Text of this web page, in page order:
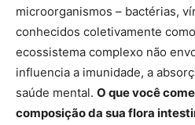
microorganismos – bactérias,
conhecidos coletivamente
ecossistema complexo não
influencia a imunidade, a
saúde mental. O que você
composição da sua flora